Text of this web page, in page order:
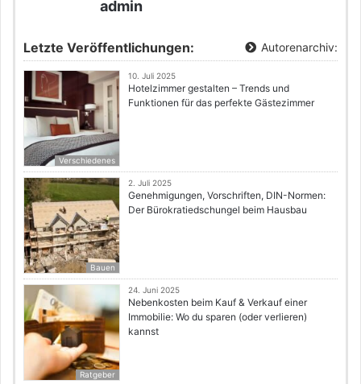
admin
Letzte Veröffentlichungen: Autorenarchiv:
Verschiedenes
10. Juli 2025
Hotelzimmer gestalten – Trends und
Funktionen für das perfekte Gästezimmer
Bauen
2. Juli 2025
Genehmigungen, Vorschriften, DIN-Normen:
Der Bürokratiedschungel beim Hausbau
Ratgeber
24. Juni 2025
Nebenkosten beim Kauf & Verkauf einer
Immobilie: Wo du sparen (oder verlieren)
kannst